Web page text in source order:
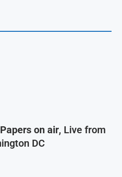
on air, Live from
DC